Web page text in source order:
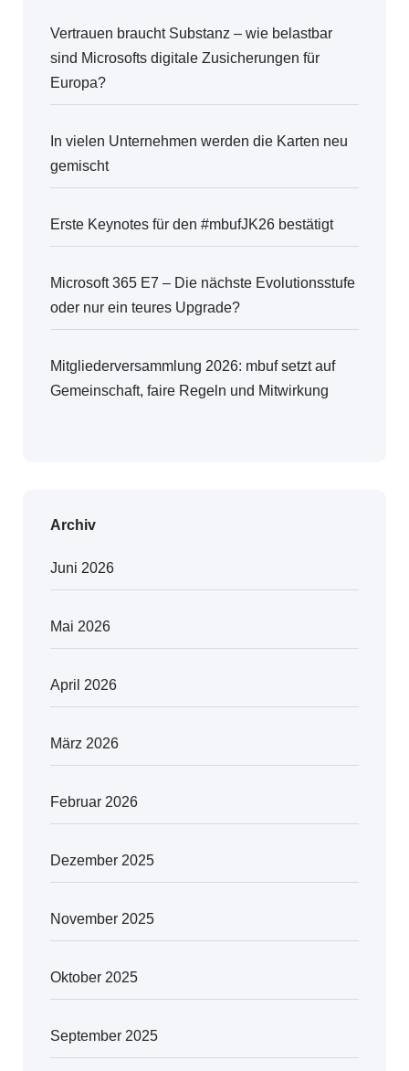
Vertrauen braucht Substanz – wie belastbar
sind Microsofts digitale Zusicherungen für
Europa?
In vielen Unternehmen werden die Karten neu
gemischt
Erste Keynotes für den #mbufJK26 bestätigt
Microsoft 365 E7 – Die nächste Evolutionsstufe
oder nur ein teures Upgrade?
Mitgliederversammlung 2026: mbuf setzt auf
Gemeinschaft, faire Regeln und Mitwirkung
Archiv
Juni 2026
Mai 2026
April 2026
März 2026
Februar 2026
Dezember 2025
November 2025
Oktober 2025
September 2025